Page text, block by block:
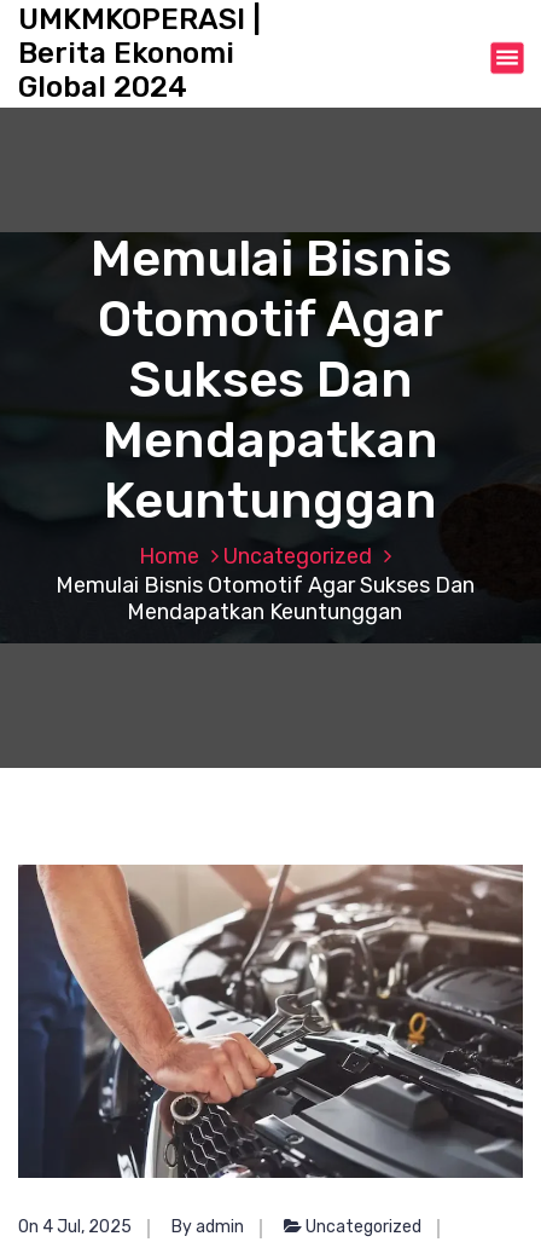
UMKMKOPERASI |
Berita Ekonomi
Global 2024
Memulai Bisnis
Otomotif Agar
Sukses Dan
Mendapatkan
Keuntunggan
Home
Uncategorized
Memulai Bisnis Otomotif Agar Sukses Dan
Mendapatkan Keuntunggan
On 4 Jul, 2025 By admin
Uncategorized